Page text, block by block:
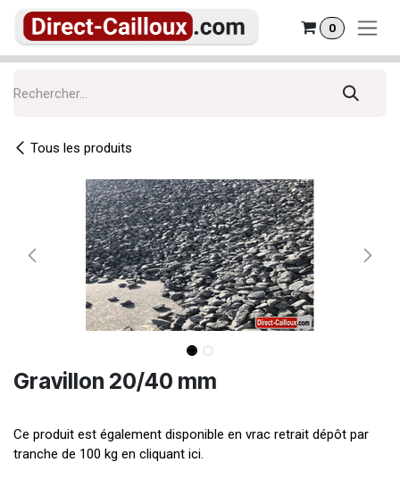
Se rendre au contenu
0
Tous les produits
Gravillon 20/40 mm
Ce produit est également disponible en vrac retrait dépôt par
tranche de 100 kg en cliquant ici.